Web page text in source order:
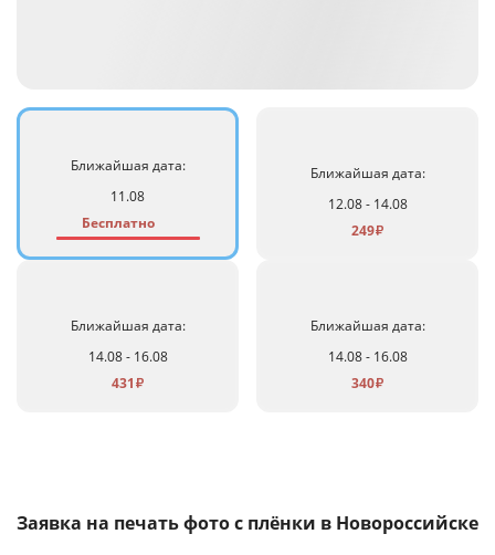
Ближайшая дата:
11.08
Бесплатно
Ближайшая дата:
12.08 - 14.08
249₽
Ближайшая дата:
14.08 - 16.08
431 ₽
Ближайшая дата:
14.08 - 16.08
340₽
Заявка на печать фото с плёнки в Новороссийске